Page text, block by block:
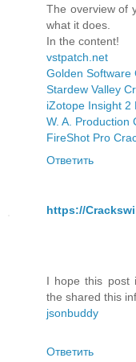
The overview of
what it does.
In the content!
vstpatch.net
Golden Software
Stardew Valley
iZotope Insight 2
W. A. Production
FireShot Pro
Ответить
https://
I hope this post
the shared this
jsonbuddy
Ответить